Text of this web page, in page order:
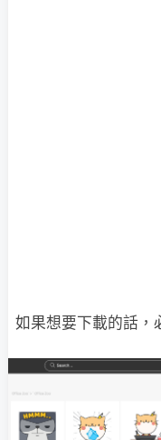
如果想要下載的話，